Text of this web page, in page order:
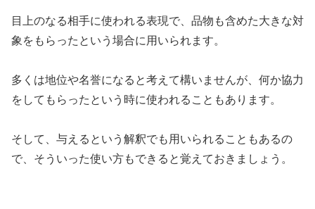
目上のなる相手に使われる表現で、品物も含めた大きな対
象をもらったという場合に用いられます。
多くは地位や名誉になると考えて構いませんが、何か協力
をしてもらったという時に使われることもあります。
そして、与えるという解釈でも用いられることもあるの
で、そういった使い方もできると覚えておきましょう。